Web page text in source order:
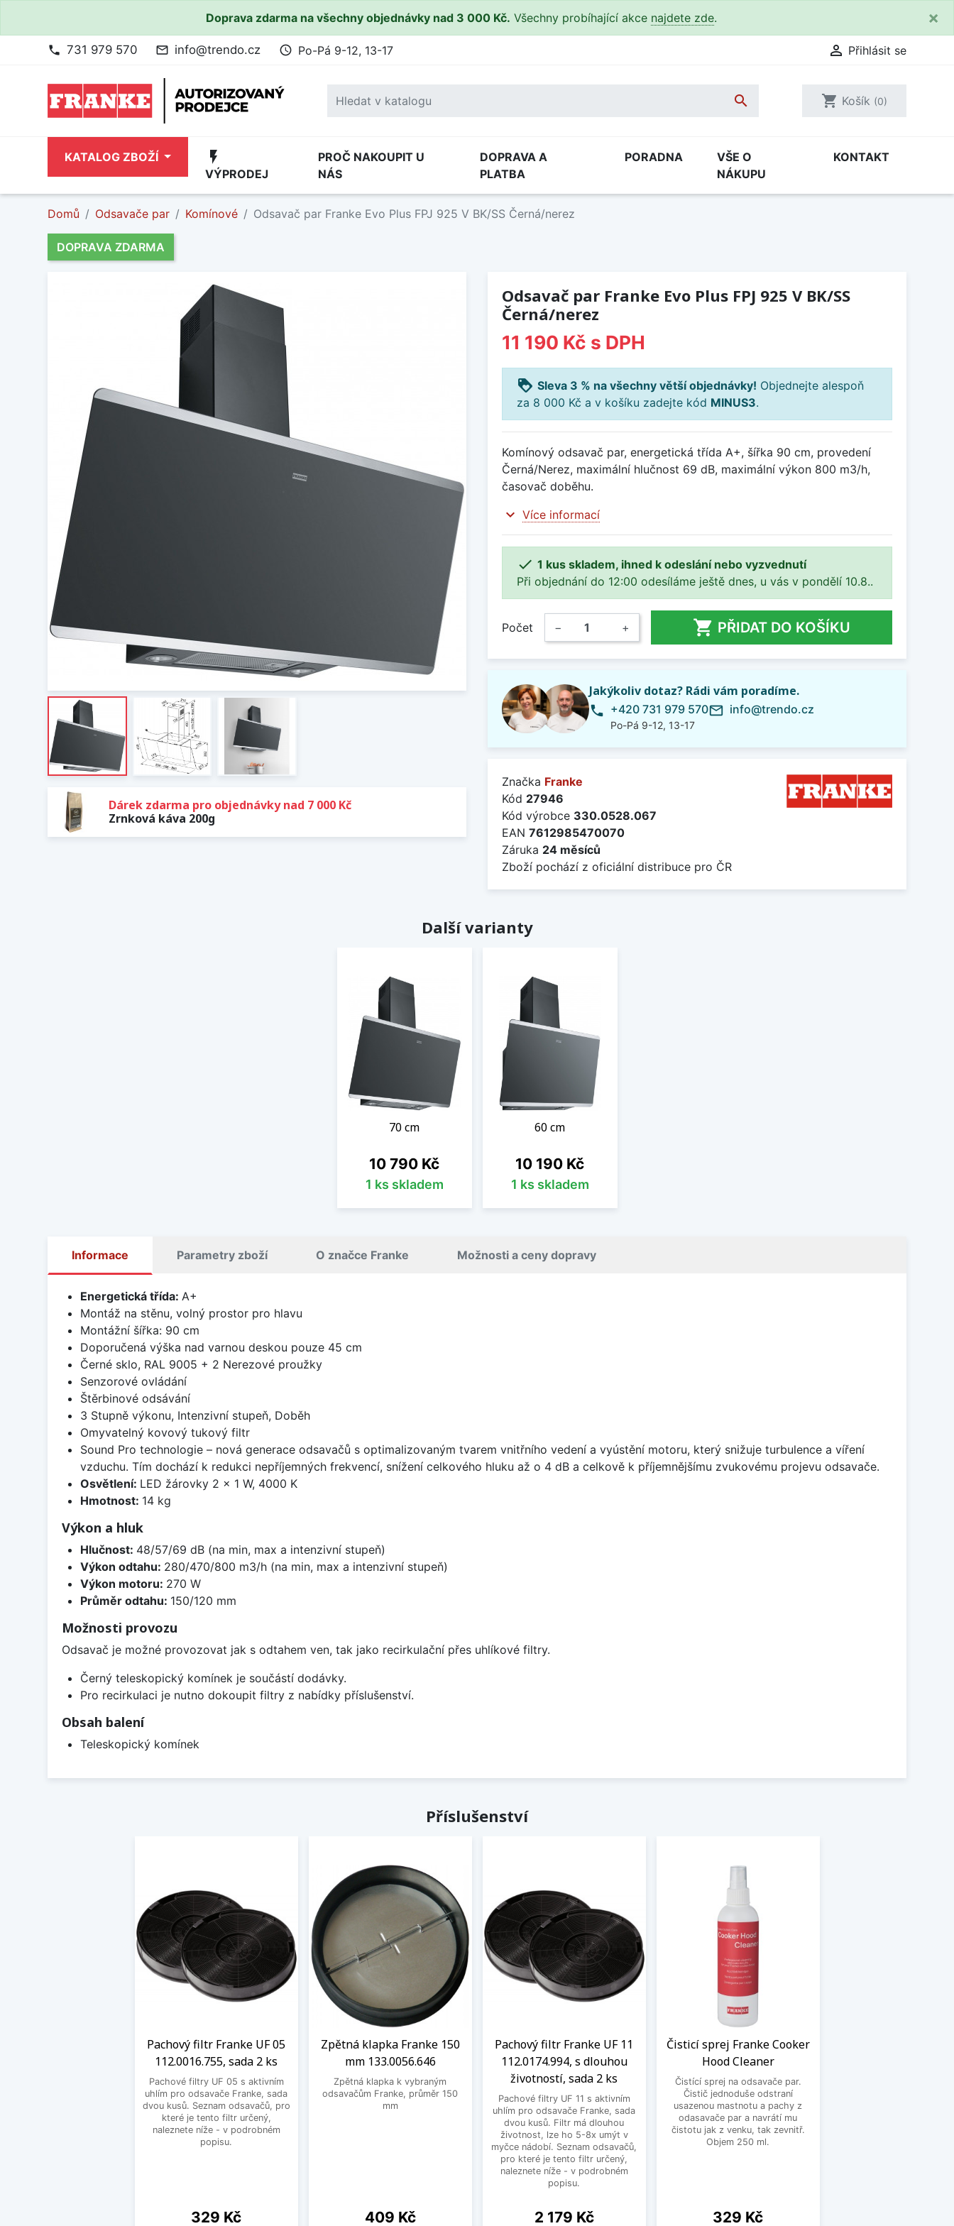
Doprava zdarma na všechny objednávky nad 3 000 Kč. Všechny probíhající akce najdete zde. ×
phone 731 979 570 mail_outline info@trendo.cz access_time Po-Pá 9-12, 13-17  Přihlásit se
 shopping_cart Košík (0)
KATALOG ZBOŽÍ flash_on
VÝPRODEJ
PROČ NAKOUPIT U
NÁS
DOPRAVA A
PLATBA
PORADNA
VŠE O
NÁKUPU
KONTAKT
Domů Odsavače par Komínové Odsavač par Franke Evo Plus FPJ 925 V BK/SS Černá/nerez
DOPRAVA ZDARMA
Dárek zdarma pro objednávky nad 7 000 Kč
Zrnková káva 200g
Odsavač par Franke Evo Plus FPJ 925 V BK/SS
Černá/nerez
11 190 Kč s DPH
loyalty Sleva 3 % na všechny větší objednávky! Objednejte alespoň
za 8 000 Kč a v košíku zadejte kód MINUS3.
Komínový odsavač par, energetická třída A+, šířka 90 cm, provedení
Černá/Nerez, maximální hlučnost 69 dB, maximální výkon 800 m3/h,
časovač doběhu.
expand_more Více informací
 1 kus skladem, ihned k odeslání nebo vyzvednutí
Při objednání do 12:00 odesíláme ještě dnes, u vás v pondělí 10.8..
Počet − +  PŘIDAT DO KOŠÍKU
Jakýkoliv dotaz? Rádi vám poradíme.
phone +420 731 979 570
Po-Pá 9-12, 13-17
mail_outline info@trendo.cz
Značka Franke
Kód 27946
Kód výrobce 330.0528.067
EAN 7612985470070
Záruka 24 měsíců
Zboží pochází z oficiální distribuce pro ČR
Další varianty
70 cm
Cena
10 790 Kč
1 ks skladem
60 cm
Cena
10 190 Kč
1 ks skladem
Informace Parametry zboží O značce Franke Možnosti a ceny dopravy
Energetická třída: A+
Montáž na stěnu, volný prostor pro hlavu
Montážní šířka: 90 cm
Doporučená výška nad varnou deskou pouze 45 cm
Černé sklo, RAL 9005 + 2 Nerezové proužky
Senzorové ovládání
Štěrbinové odsávání
3 Stupně výkonu, Intenzivní stupeň, Doběh
Omyvatelný kovový tukový filtr
Sound Pro technologie – nová generace odsavačů s optimalizovaným tvarem vnitřního vedení a vyústění motoru, který snižuje turbulence a víření
vzduchu. Tím dochází k redukci nepříjemných frekvencí, snížení celkového hluku až o 4 dB a celkově k příjemnějšímu zvukovému projevu odsavače.
Osvětlení: LED žárovky 2 × 1 W, 4000 K
Hmotnost: 14 kg
Výkon a hluk
Hlučnost: 48/57/69 dB (na min, max a intenzivní stupeň)
Výkon odtahu: 280/470/800 m3/h (na min, max a intenzivní stupeň)
Výkon motoru: 270 W
Průměr odtahu: 150/120 mm
Možnosti provozu
Odsavač je možné provozovat jak s odtahem ven, tak jako recirkulační přes uhlíkové filtry.
Černý teleskopický komínek je součástí dodávky.
Pro recirkulaci je nutno dokoupit filtry z nabídky příslušenství.
Obsah balení
Teleskopický komínek
Příslušenství
Pachový filtr Franke UF 05
112.0016.755, sada 2 ks
Pachové filtry UF 05 s aktivním
uhlím pro odsavače Franke, sada
dvou kusů. Seznam odsavačů, pro
které je tento filtr určený,
naleznete níže - v podrobném
popisu.
Cena
329 Kč
Zpětná klapka Franke 150
mm 133.0056.646
Zpětná klapka k vybraným
odsavačům Franke, průměr 150
mm
Cena
409 Kč
Pachový filtr Franke UF 11
112.0174.994, s dlouhou
životností, sada 2 ks
Pachové filtry UF 11 s aktivním
uhlím pro odsavače Franke, sada
dvou kusů. Filtr má dlouhou
životnost, lze ho 5-8x umýt v
myčce nádobí. Seznam odsavačů,
pro které je tento filtr určený,
naleznete níže - v podrobném
popisu.
Cena
2 179 Kč
Čisticí sprej Franke Cooker
Hood Cleaner
Čistící sprej na odsavače par.
Čistič jednoduše odstraní
usazenou mastnotu a pachy z
odasavače par a navrátí mu
čistotu jak z venku, tak zevnitř.
Objem 250 ml.
Cena
329 Kč